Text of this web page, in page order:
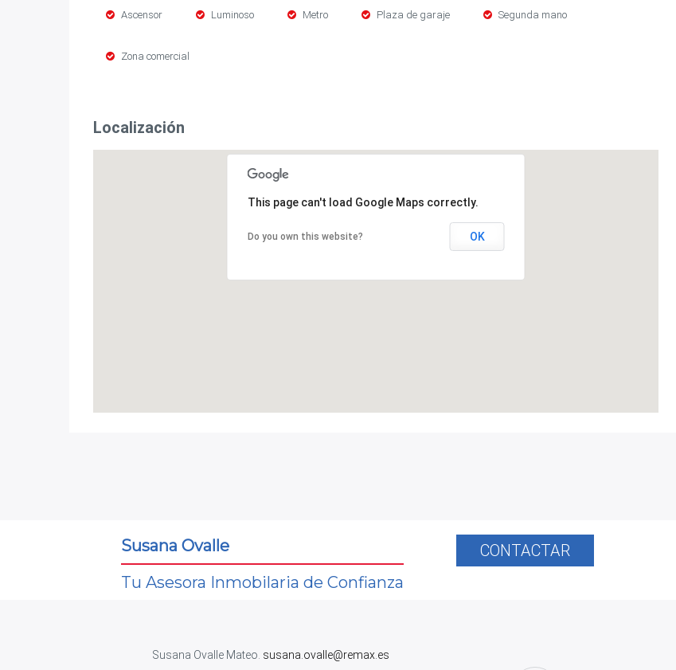
Ascensor Luminoso Metro Plaza de garaje Segunda mano
Zona comercial
Localización
This page can't load Google Maps correctly.
Do you own this website? OK
Susana Ovalle
Tu Asesora Inmobilaria de Confianza
CONTACTAR
Susana Ovalle Mateo. susana.ovalle@remax.es